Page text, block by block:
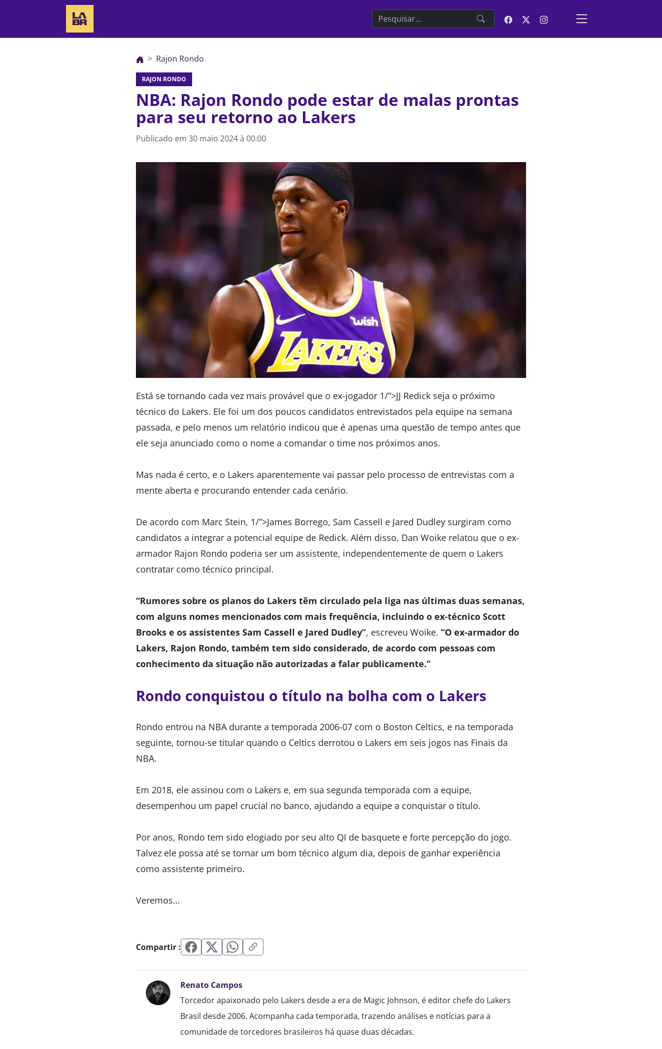
Search the website
Rajon Rondo
RAJON RONDO
NBA: Rajon Rondo pode estar de malas prontas
para seu retorno ao Lakers
Publicado em 30 maio 2024 à 00:00
Está se tornando cada vez mais provável que o ex-jogador 1/”>JJ Redick seja o próximo
técnico do Lakers. Ele foi um dos poucos candidatos entrevistados pela equipe na semana
passada, e pelo menos um relatório indicou que é apenas uma questão de tempo antes que
ele seja anunciado como o nome a comandar o time nos próximos anos.
Mas nada é certo, e o Lakers aparentemente vai passar pelo processo de entrevistas com a
mente aberta e procurando entender cada cenário.
De acordo com Marc Stein, 1/”>James Borrego, Sam Cassell e Jared Dudley surgiram como
candidatos a integrar a potencial equipe de Redick. Além disso, Dan Woike relatou que o ex-
armador Rajon Rondo poderia ser um assistente, independentemente de quem o Lakers
contratar como técnico principal.
“Rumores sobre os planos do Lakers têm circulado pela liga nas últimas duas semanas,
com alguns nomes mencionados com mais frequência, incluindo o ex-técnico Scott
Brooks e os assistentes Sam Cassell e Jared Dudley”, escreveu Woike. “O ex-armador do
Lakers, Rajon Rondo, também tem sido considerado, de acordo com pessoas com
conhecimento da situação não autorizadas a falar publicamente.”
Rondo conquistou o título na bolha com o Lakers
Rondo entrou na NBA durante a temporada 2006-07 com o Boston Celtics, e na temporada
seguinte, tornou-se titular quando o Celtics derrotou o Lakers em seis jogos nas Finais da
NBA.
Em 2018, ele assinou com o Lakers e, em sua segunda temporada com a equipe,
desempenhou um papel crucial no banco, ajudando a equipe a conquistar o título.
Por anos, Rondo tem sido elogiado por seu alto QI de basquete e forte percepção do jogo.
Talvez ele possa até se tornar um bom técnico algum dia, depois de ganhar experiência
como assistente primeiro.
Veremos…
Compartir :
Renato Campos
Torcedor apaixonado pelo Lakers desde a era de Magic Johnson, é editor chefe do Lakers
Brasil desde 2006. Acompanha cada temporada, trazendo análises e notícias para a
comunidade de torcedores brasileiros há quase duas décadas.